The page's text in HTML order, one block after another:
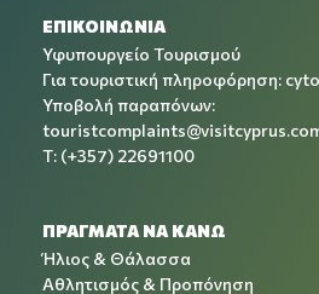
ΕΠΙΚΟΙΝΩΝΙΑ
Υφυπουργείο Τουρισμού
Για τουριστική πληροφόρηση:
Υποβολή παραπόνων:
T: (+357) 22691100
ΠΡΑΓΜΑΤΑ ΝΑ ΚΑΝΩ
Ήλιος & Θάλασσα
Αθλητισμός & Προπόνηση